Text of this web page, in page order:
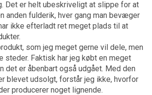
Det er helt ubeskriveligt at slippe for at
anden fulderik, hver gang man bevæger
ikke efterladt ret meget plads til at
som jeg meget gerne vil dele, men
steder. Faktisk har jeg købt en meget
det er åbenbart også udgået. Med den
blevet udsolgt, forstår jeg ikke, hvorfor
producerer noget lignende.